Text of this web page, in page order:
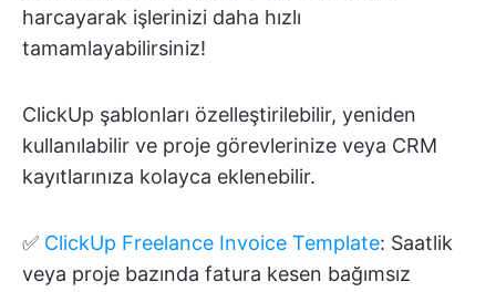
harcayarak işlerinizi daha hızlı
tamamlayabilirsiniz!
ClickUp şablonları özelleştirilebilir, yeniden
kullanılabilir ve proje görevlerinize veya CRM
kayıtlarınıza kolayca eklenebilir.
✅ ClickUp Freelance Invoice Template: Saatlik
veya proje bazında fatura kesen bağımsız